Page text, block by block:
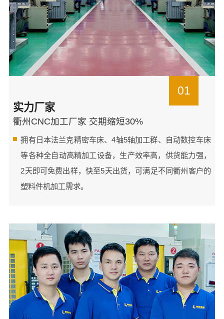
01
实力厂家
衢州CNC加工厂家 交期缩短30%
拥有日本法兰克精密车床、4轴5轴加工群、自动数控车床
等各种全自动高精加工设备，生产效率高，供货能力强，
2天即可免费出样，快至5天出货，可满足不同衢州客户的
塑料件机加工需求。